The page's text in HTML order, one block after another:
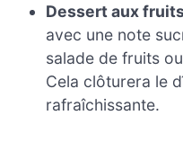
Dessert aux
avec une note
salade de fruits
Cela clôturera le
rafraîchissante.